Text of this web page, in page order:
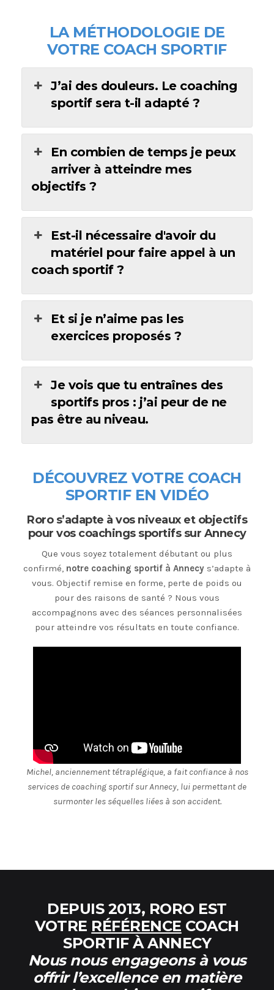
LA MÉTHODOLOGIE DE
VOTRE COACH SPORTIF
J’ai des douleurs. Le coaching
sportif sera t-il adapté ?
En combien de temps je peux
arriver à atteindre mes
objectifs ?
Est-il nécessaire d'avoir du
matériel pour faire appel à un
coach sportif ?
Et si je n’aime pas les
exercices proposés ?
Je vois que tu entraînes des
sportifs pros : j’ai peur de ne
pas être au niveau.
DÉCOUVREZ VOTRE COACH
SPORTIF EN VIDÉO
Roro s’adapte à vos niveaux et objectifs
pour vos coachings sportifs sur Annecy
Que vous soyez totalement débutant ou plus
confirmé, notre coaching sportif à Annecy s’adapte à
vous. Objectif remise en forme, perte de poids ou
pour des raisons de santé ? Nous vous
accompagnons avec des séances personnalisées
pour atteindre vos résultats en toute confiance.
Michel, anciennement tétraplégique, a fait confiance à nos
services de coaching sportif sur Annecy, lui permettant de
surmonter les séquelles liées à son accident.
DEPUIS 2013, RORO EST
VOTRE RÉFÉRENCE COACH
SPORTIF À ANNECY
Nous nous engageons à vous
offrir l’excellence en matière